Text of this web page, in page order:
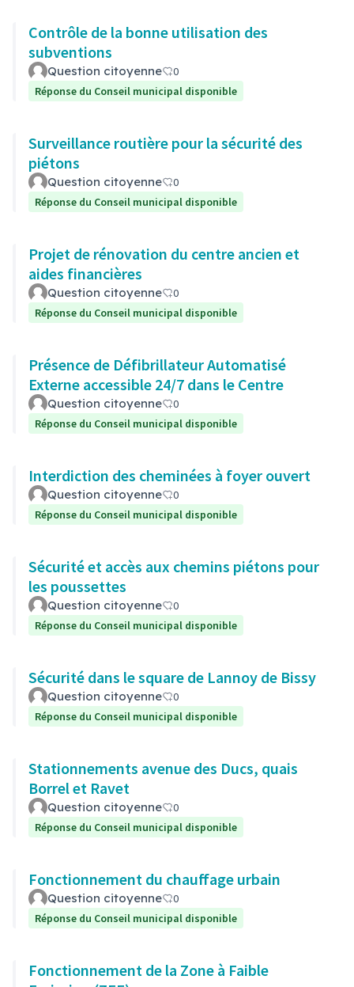
Contrôle de la bonne utilisation des
subventions
Question citoyenne
0
Réponse du Conseil municipal disponible
Surveillance routière pour la sécurité des
piétons
Question citoyenne
0
Réponse du Conseil municipal disponible
Projet de rénovation du centre ancien et
aides financières
Question citoyenne
0
Réponse du Conseil municipal disponible
Présence de Défibrillateur Automatisé
Externe accessible 24/7 dans le Centre
Question citoyenne
0
Réponse du Conseil municipal disponible
Interdiction des cheminées à foyer ouvert
Question citoyenne
0
Réponse du Conseil municipal disponible
Sécurité et accès aux chemins piétons pour
les poussettes
Question citoyenne
0
Réponse du Conseil municipal disponible
Sécurité dans le square de Lannoy de Bissy
Question citoyenne
0
Réponse du Conseil municipal disponible
Stationnements avenue des Ducs, quais
Borrel et Ravet
Question citoyenne
0
Réponse du Conseil municipal disponible
Fonctionnement du chauffage urbain
Question citoyenne
0
Réponse du Conseil municipal disponible
Fonctionnement de la Zone à Faible